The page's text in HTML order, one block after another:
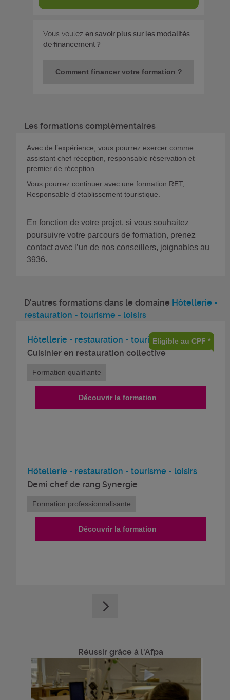
Vous voulez en savoir plus sur les modalités
de financement ?
Comment financer votre formation ?
Les formations complémentaires
Avec de l’expérience, vous pourrez exercer comme
assistant chef réception, responsable réservation et
premier de réception.
Vous pourrez continuer avec une formation RET,
Responsable d'établissement touristique.
En fonction de votre projet, si vous souhaitez
poursuivre votre parcours de formation, prenez
contact avec l’un de nos conseillers, joignables au
3936.
D'autres formations dans le domaine Hôtellerie -
restauration - tourisme - loisirs
Hôtellerie - restauration - tourisme - loisirs
Cuisinier en restauration collective
Eligible au CPF *
Formation qualifiante
Découvrir la formation
Hôtellerie - restauration - tourisme - loisirs
Demi chef de rang Synergie
Formation professionnalisante
Découvrir la formation
Réussir grâce à l'Afpa